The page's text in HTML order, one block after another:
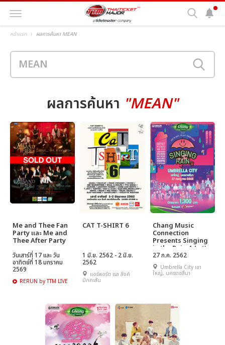
หน้าแรก ผลการค้นหา MEAN
ผลการค้นหา "MEAN"
Me and Thee Fan
Party และ Me and
Thee After Party
วันเสาร์ที่ 17 และ วัน
อาทิตย์ที่ 18 มกราคม
2569
RERUN by TTM LIVE
CAT T-SHIRT 6
1 มิ.ย. 2562 - 2 มิ.ย.
2562
แอร์พอร์ต เรล ลิงค์
มักกะสัน
Chang Music
Connection
Presents Singing
in the Rain 4: Let's
Say Play Together
27 ก.ค. 2562
Umbrella City เขา
ใหญ่, นครราชสีมา